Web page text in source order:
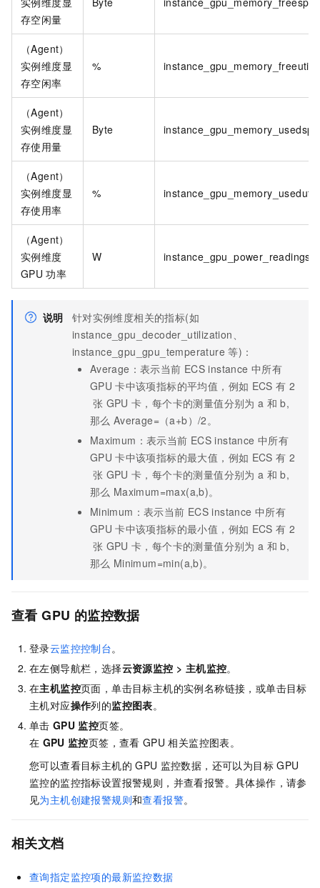
存空闲量
（Agent）
实例维度显
存空闲率
%
（Agent）
实例维度显
存使用量
Byte
（Agent）
实例维度显
存使用率
%
（Agent）
实例维度
GPU 功率
W
说明
针对实例维度相关的指标(如
instance_gpu_decoder_utilization、
instance_gpu_gpu_temperature 等)：
Average：表示当前 ECS instance 中所有
GPU 卡中该项指标的平均值，例如 ECS 有 2
张 GPU 卡，每个卡的测量值分别为 a 和 b,
那么 Average=（a+b）/2。
Maximum：表示当前 ECS instance 中所有
GPU 卡中该项指标的最大值，例如 ECS 有 2
张 GPU 卡，每个卡的测量值分别为 a 和 b,
那么 Maximum=max(a,b)。
Minimum：表示当前 ECS instance 中所有
GPU 卡中该项指标的最小值，例如 ECS 有 2
张 GPU 卡，每个卡的测量值分别为 a 和 b,
那么 Minimum=min(a,b)。
查看 GPU 的监控数据
登录云监控控制台。
在左侧导航栏，选择云资源监控 > 主机监控。
在主机监控页面，单击目标主机的实例名称链接，或单击目标
主机对应操作列的监控图表。
单击 GPU 监控页签。
在 GPU 监控页签，查看 GPU 相关监控图表。
您可以查看目标主机的 GPU 监控数据，还可以为目标 GPU
监控的监控指标设置报警规则，并查看报警。具体操作，请参
见为主机创建报警规则和查看报警。
相关文档
查询指定监控项的最新监控数据